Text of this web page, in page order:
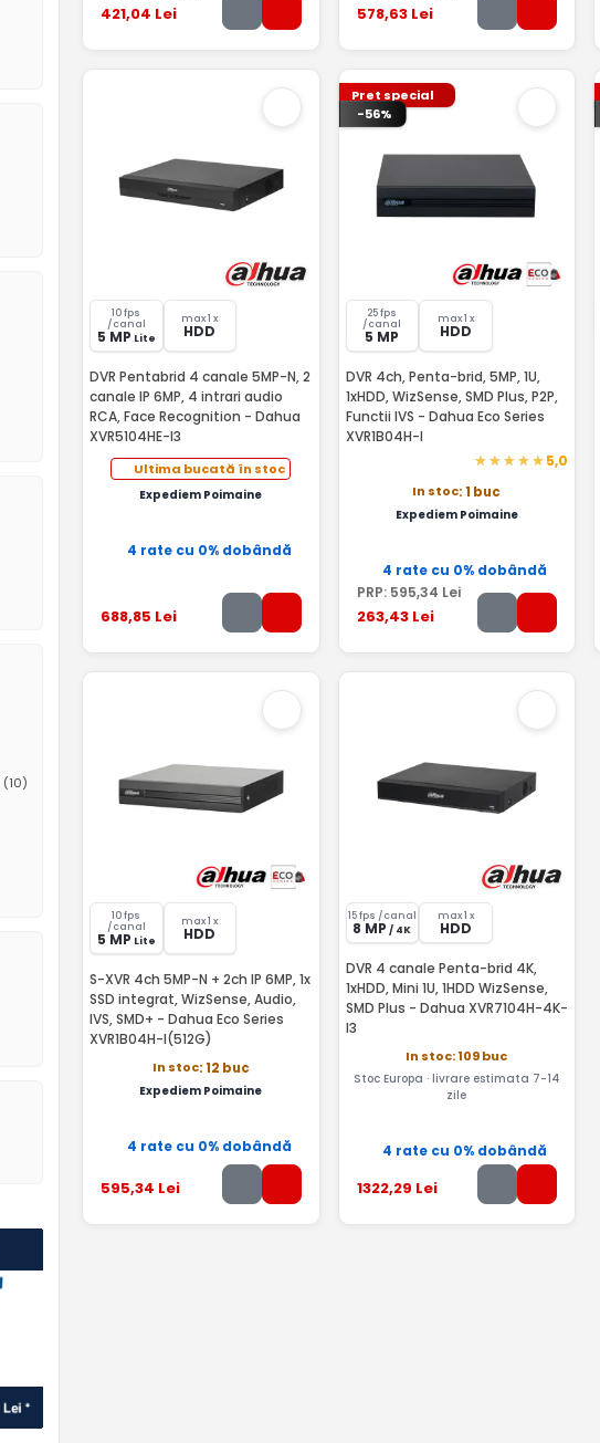
(10)
421,04 Lei 578,63Lei
10 fps
/canal
5 MP Lite
max 1 x
HDD
DVR Pentabrid 4 canale 5MP-N, 2
canale IP 6MP, 4 intrari audio
RCA, Face Recognition - Dahua
XVR5104HE-I3
Ultima bucată în stoc
Expediem Poimaine
4 rate cu 0% dobândă
688,85 Lei
Pret special
-56%
25 fps
/canal
5 MP
max 1 x
HDD
DVR 4ch, Penta-brid, 5MP, 1U,
1xHDD, WizSense, SMD Plus, P2P,
Functii IVS - Dahua Eco Series
XVR1B04H-I
5,0
In stoc: 1 buc
Expediem Poimaine
4 rate cu 0% dobândă
PRP: 595,34 Lei
263,43Lei
10 fps
/canal
5 MP Lite
max 1 x
HDD
S-XVR 4ch 5MP-N + 2ch IP 6MP, 1x
SSD integrat, WizSense, Audio,
IVS, SMD+ - Dahua Eco Series
XVR1B04H-I(512G)
In stoc: 12 buc
Expediem Poimaine
4 rate cu 0% dobândă
595,34 Lei
15 fps /canal
8 MP / 4K
max 1 x
HDD
DVR 4 canale Penta-brid 4K,
1xHDD, Mini 1U, 1HDD WizSense,
SMD Plus - Dahua XVR7104H-4K-
I3
In stoc: 109 buc
Stoc Europa · livrare estimata 7-14
zile
4 rate cu 0% dobândă
1322,29 Lei